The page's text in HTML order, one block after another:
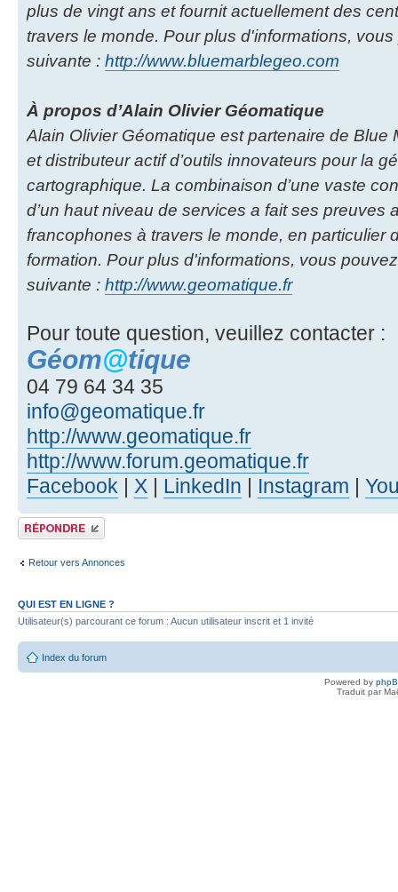
plus de vingt ans et fournit actuellement des
travers le monde. Pour plus d'informations,
suivante : http://www.bluemarblegeo.com
À propos d’Alain Olivier Géomatique
Alain Olivier Géomatique est partenaire de
et distributeur actif d’outils innovateurs pour la
cartographique. La combinaison d’une vaste
d’un haut niveau de services a fait ses preuves
francophones à travers le monde, en particulier
formation. Pour plus d'informations, vous
suivante : http://www.geomatique.fr
Pour toute question, veuillez contacter :
Géom@tique
04 79 64 34 35
info@geomatique.fr
http://www.geomatique.fr
http://www.forum.geomatique.fr
Facebook | X | LinkedIn | Instagram |
Publier une réponse
Retour vers Annonces
QUI EST EN LIGNE ?
Utilisateur(s) parcourant ce forum : Aucun utilisateur inscrit et 1 invité
Index du forum
Powered by
Traduit par